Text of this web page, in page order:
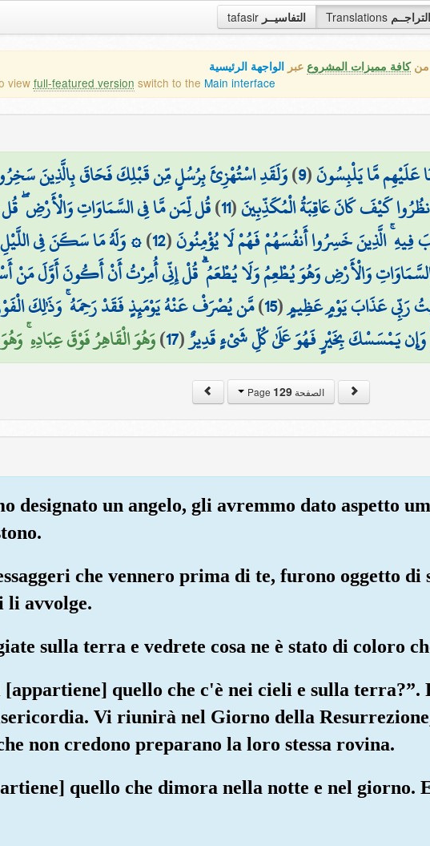
tafasir التفاسيــر Translations التراجــم
منكافة مميزات المشروع عبر الواجهة الرئيسية
viewfull-featured version switch to the Main interface
عَلَيْهِم مَّا يَلْبِسُونَ(
9
)وَلَقَدِ اسْتُهْزِئَ بِرُسُلٍ مِّن قَبْلِكَ فَحَاقَ بِالَّذِينَ
كَيْفَ كَانَ عَاقِبَةُ الْمُكَذِّبِينَ(
11
)قُل لِّمَن مَّا فِي السَّمَاوَاتِ وَالْأَرْضِ
فِيهِ ۚ الَّذِينَ خَسِرُوا أَنفُسَهُمْ فَهُمْ لَا يُؤْمِنُونَ(
12
)۞ وَلَهُ مَا سَكَنَ فِي اللَّيْلِ
السَّمَاوَاتِ وَالْأَرْضِ وَهُوَ يُطْعِمُ وَلَا يُطْعَمُ ۗ قُلْ إِنِّي أُمِرْتُ أَنْ أَكُونَ أَوَّلَ
رَبِّي عَذَابَ يَوْمٍ عَظِيمٍ(
15
)مَّن يُصْرَفْ عَنْهُ يَوْمَئِذٍ فَقَدْ رَحِمَهُ ۚ وَذَٰلِكَ
يَمْسَسْكَ بِخَيْرٍ فَهُوَ عَلَىٰ كُلِّ شَيْءٍ قَدِيرٌ(
17
)وَهُوَ الْقَاهِرُ فَوْقَ عِبَادِهِ ۚ وَهُوَ
الصفحة Page129
designato un angelo, gli avremmo dato aspetto
che vennero prima di te, furono oggetto
li avvolge.
sulla terra e vedrete cosa ne è stato di coloro
quello che c'è nei cieli e sulla
Vi riunirà nel Giorno della
non credono preparano la loro stessa rovina.
quello che dimora nella notte e nel giorno.